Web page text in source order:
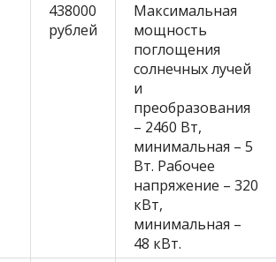
438000
рублей
Максимальная
мощность
поглощения
солнечных лучей
и
преобразования
– 2460 Вт,
минимальная – 5
Вт. Рабочее
напряжение – 320
кВт,
минимальная –
48 кВт.